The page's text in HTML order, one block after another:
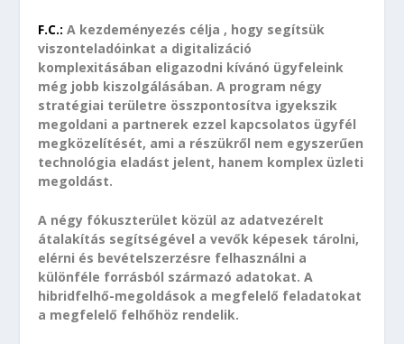
F.C.: A kezdeményezés célja , hogy segítsük
viszonteladóinkat a digitalizáció
komplexitásában eligazodni kívánó ügyfeleink
még jobb kiszolgálásában. A program négy
stratégiai területre összpontosítva igyekszik
megoldani a partnerek ezzel kapcsolatos ügyfél
megközelítését, ami a részükről nem egyszerűen
technológia eladást jelent, hanem komplex üzleti
megoldást.
A négy fókuszterület közül az adatvezérelt
átalakítás segítségével a vevők képesek tárolni,
elérni és bevételszerzésre felhasználni a
különféle forrásból származó adatokat. A
hibridfelhő-megoldások a megfelelő feladatokat
a megfelelő felhőhöz rendelik.